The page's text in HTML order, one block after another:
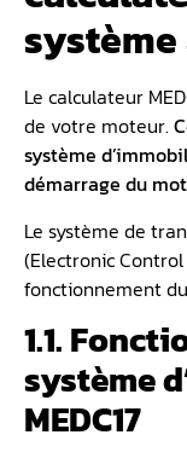
Le calculateur
de votre moteur.
système
démarrage du
Le système de
(Electronic
fonctionnement
1.1.
système
MEDC17